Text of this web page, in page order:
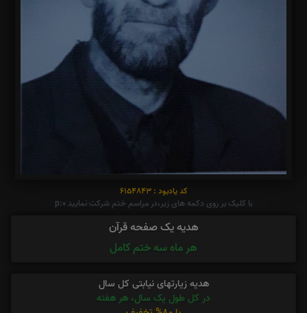
کد یادبود : 6154843
با کلیک بر روی دکمه های زیر،در مراسم ختم شرکت نمایید p:0
هدیه یک صفحه قرآن
هر ماه سه ختم کامل
هدیه زیارتهای نیابتی کل سال
در کل طول یک سال، هر هفته